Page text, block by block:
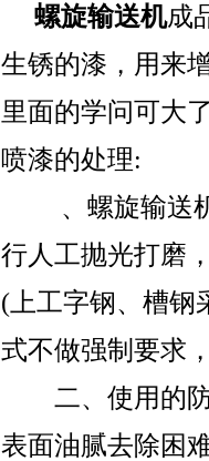
螺旋输送机成
生锈的漆，用来
里面的学问可大
喷漆的处理:
、螺旋输送机
行人工抛光打磨
(上工字钢、槽钢
式不做强制要求
二、使用的防
表面油腻去除困